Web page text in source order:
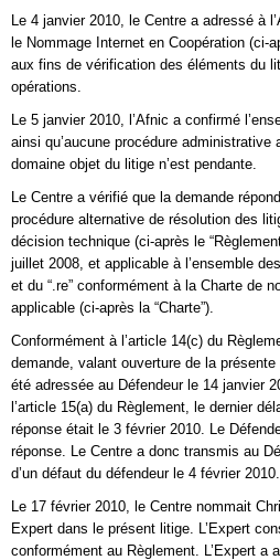
Le 4 janvier 2010, le Centre a adressé à
le Nommage Internet en Coopération (ci-
aux fins de vérification des éléments du
opérations.
Le 5 janvier 2010, l’Afnic a confirmé
ainsi qu’aucune procédure administrative
domaine objet du litige n’est pendante.
Le Centre a vérifié que la demande
procédure alternative de résolution des
décision technique (ci-après le
juillet 2008, et applicable à l’ensemble
et du “.re” conformément à la Charte de
applicable (ci-après la “Charte”).
Conformément à l’article 14(c) du
demande, valant ouverture de la
été adressée au Défendeur le 14 janvier
l’article 15(a) du Règlement, le dernier
réponse était le 3 février 2010. Le
réponse. Le Centre a donc transmis au
d’un défaut du défendeur le 4 février 2010.
Le 17 février 2010, le Centre nommait
Expert dans le présent litige. L’Expert
conformément au Règlement. L’Expert a